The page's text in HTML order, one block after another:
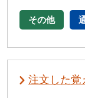
その他
注文した覚